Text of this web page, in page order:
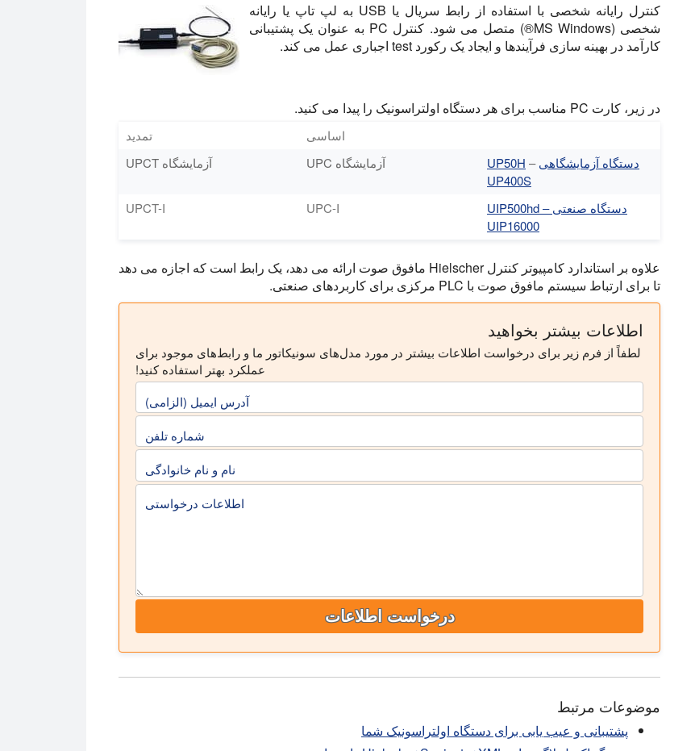
کنترل رایانه شخصی با استفاده از رابط سریال یا USB به لپ تاپ یا رایانه
شخصی (MS Windows®) متصل می شود. کنترل PC به عنوان یک پشتیبانی
کارآمد در بهینه سازی فرآیندها و ایجاد یک رکورد test اجباری عمل می کند.
در زیر، کارت PC مناسب برای هر دستگاه اولتراسونیک را پیدا می کنید.
اساسی
تمدید
دستگاه آزمایشگاهی
UP50H –
UP400S
آزمایشگاه UPC آزمایشگاه UPCT
دستگاه صنعتیUIP500hd –
UIP16000
UPC-I
UPCT-I
علاوه بر استاندارد کامپیوتر کنترل Hielscher مافوق صوت ارائه می دهد، یک رابط است که اجازه می دهد
تا برای ارتباط سیستم مافوق صوت با PLC مرکزی برای کاربردهای صنعتی.
اطلاعات بیشتر بخواهید
لطفاً از فرم زیر برای درخواست اطلاعات بیشتر در مورد مدل‌های سونیکاتور ما و رابط‌های موجود برای
عملکرد بهتر استفاده کنید!
آدرس ایمیل (الزامی)
شماره تلفن
نام و نام خانوادگی
اطلاعات درخواستی
درخواست اطلاعات
موضوعات مرتبط
پشتیبانی و عیب یابی برای دستگاه اولتراسونیک شما